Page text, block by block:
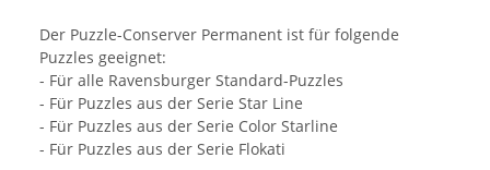
Der Puzzle-Conserver Permanent ist für folgende
Puzzles geeignet:
- Für alle Ravensburger Standard-Puzzles
- Für Puzzles aus der Serie Star Line
- Für Puzzles aus der Serie Color Starline
- Für Puzzles aus der Serie Flokati